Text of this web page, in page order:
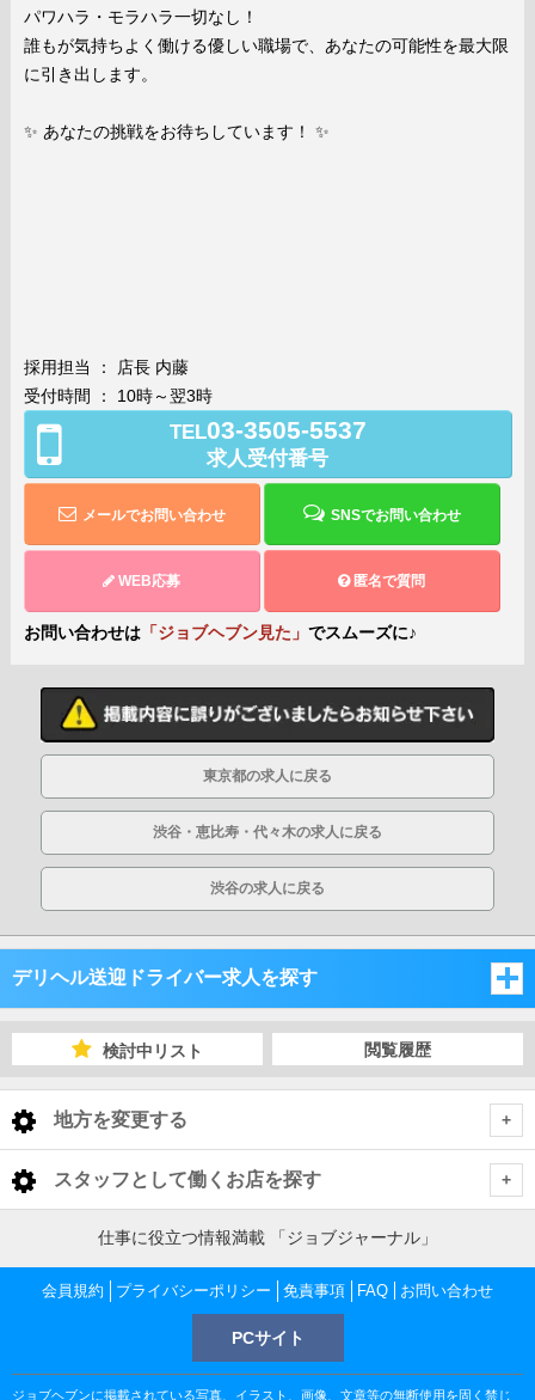
パワハラ・モラハラ一切なし！
誰もが気持ちよく働ける優しい職場で、あなたの可能性を最大限
に引き出します。
✨ あなたの挑戦をお待ちしています！ ✨
採用担当 ： 店長 内藤
受付時間 ： 10時～翌3時
TEL03-3505-5537
求人受付番号
メールでお問い合わせ SNSでお問い合わせ
WEB応募 匿名で質問
お問い合わせは「ジョブヘブン見た」 でスムーズに♪
東京都の求人に戻る
渋谷・恵比寿・代々木の求人に戻る
渋谷の求人に戻る
デリヘル送迎ドライバー求人を探す
東京都
池袋・巣鴨・大塚 デリヘル送迎ドライバー
池袋 デリヘル送迎ドライバー
新宿・歌舞伎町・大久保・高田馬場
新宿・歌舞伎町・大久保・高田馬場 デリヘル送迎ドライバー
検討中リスト 閲覧履歴
地方を変更する
< 全国トップ
北海道 男性高収入
東北 男性高収入
南関東 男性高収入
甲信越 男性高収入
スタッフとして働くお店を探す
東京都
東京 男性高収入
新宿 男性高収入
神奈川県
関内 男性高収入
仕事に役立つ情報満載 「ジョブジャーナル」
会員規約 プライバシーポリシー 免責事項 FAQ お問い合わせ
PCサイト
ジョブヘブンに掲載されている写真、イラスト、画像、文章等の無断使用を固く禁じ